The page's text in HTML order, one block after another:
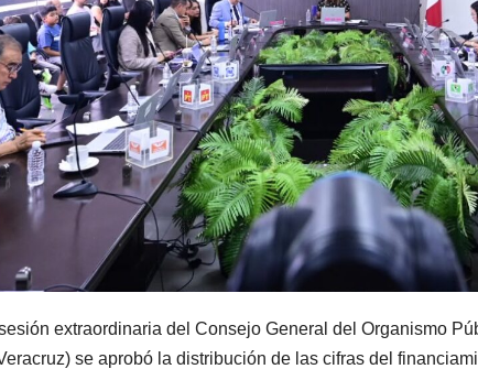
extraordinaria del Consejo General del Organismo
se aprobó la distribución de las cifras del